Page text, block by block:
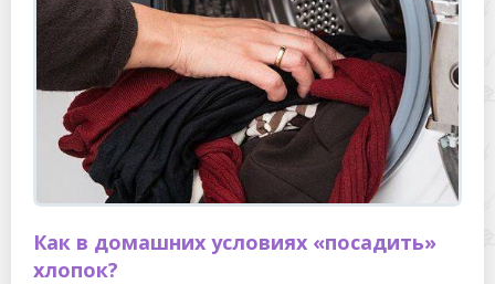
Как в домашних условиях «посадить»
хлопок?